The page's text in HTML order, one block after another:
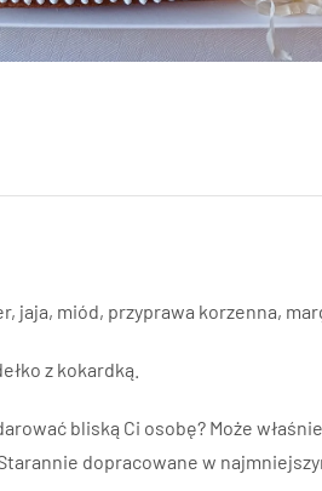
jaja, miód, przyprawa korzenna,
z kokardką.
bliską Ci osobę? Może
dopracowane w